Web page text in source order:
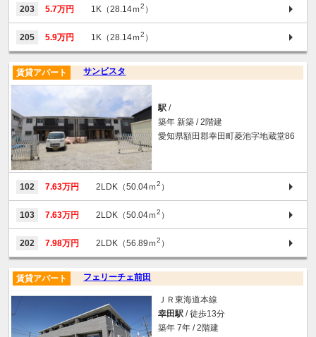
203 5.7万円 1K（28.14ｍ2 ）
205 5.9万円 1K（28.14ｍ2 ）
サンビスタ
賃貸アパート
駅 /
築年 新築 / 2階建
愛知県額田郡幸田町菱池字地蔵堂86
102 7.63万円 2LDK（50.04ｍ2 ）
103 7.63万円 2LDK（50.04ｍ2 ）
202 7.98万円 2LDK（56.89ｍ2 ）
フェリーチェ前田
賃貸アパート
ＪＲ東海道本線
幸田駅 / 徒歩13分
築年 7年 / 2階建